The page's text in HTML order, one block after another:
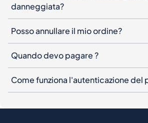
danneggiata?
Posso annullare il mio ordine?
Quando devo pagare ?
Come funziona l'autenticazione del